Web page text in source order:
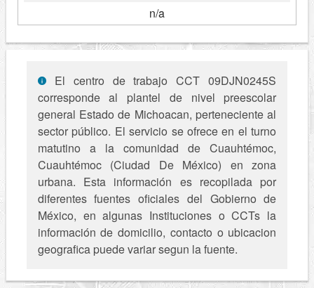
n/a
El centro de trabajo CCT 09DJN0245S
corresponde al plantel de nivel preescolar
general Estado de Michoacan, perteneciente al
sector público. El servicio se ofrece en el turno
matutino a la comunidad de Cuauhtémoc,
Cuauhtémoc (Ciudad De México) en zona
urbana. Esta información es recopilada por
diferentes fuentes oficiales del Gobierno de
México, en algunas Instituciones o CCTs la
información de domicilio, contacto o ubicacion
geografica puede variar segun la fuente.